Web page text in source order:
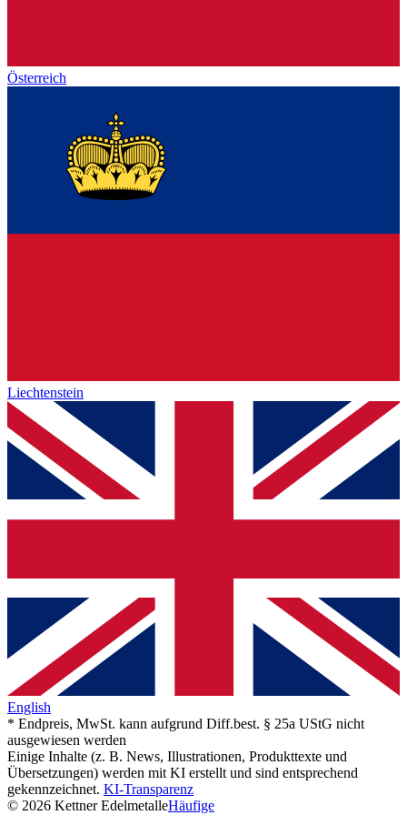
Österreich
Liechtenstein
English
* Endpreis, MwSt. kann aufgrund Diff.best. § 25a UStG nicht
ausgewiesen werden
Einige Inhalte (z. B. News, Illustrationen, Produkttexte und
Übersetzungen) werden mit KI erstellt und sind entsprechend
gekennzeichnet. KI-Transparenz
© 2026 Kettner EdelmetalleHäufige